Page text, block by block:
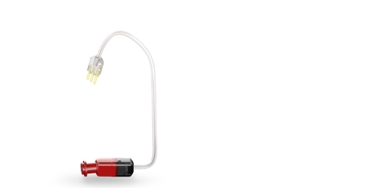
Signia hoortoestellen
Signia Pure BCT IX
Signia Active Mini IX - Oplaadbaar
De Signia Active Mini IX is het nieuwste hoortoestel van Signia.